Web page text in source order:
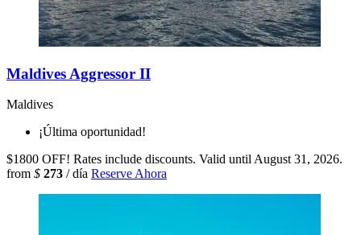
Maldives Aggressor II
Maldives
¡Última oportunidad!
$1800 OFF! Rates include discounts. Valid until August 31, 2026.
from $ 273 / día Reserve Ahora